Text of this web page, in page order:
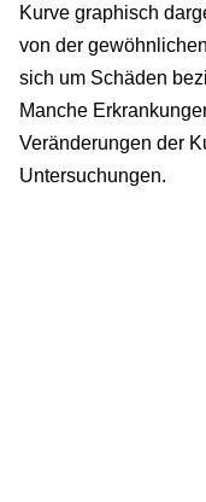
Kurve graphisch
von der
sich um Schäden
Manche
Veränderungen der
Untersuchungen.